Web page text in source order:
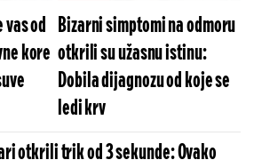
vas od
kore
Bizarni simptomi na odmoru
otkrili su užasnu istinu:
Dobila dijagnozu od koje se
ledi krv
otkrili trik od 3 sekunde: Ovako